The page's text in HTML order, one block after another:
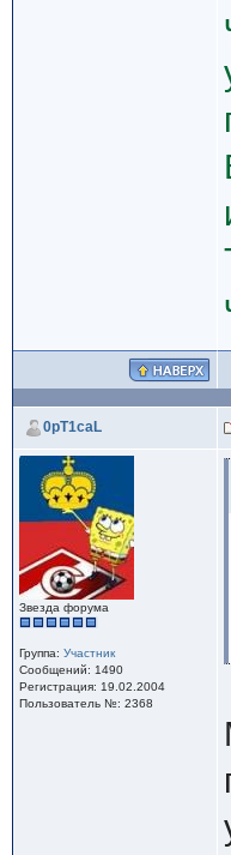
0pT1caL
Звезда форума
Группа: Участник
Сообщений: 1490
Регистрация: 19.02.2004
Пользователь №: 2368